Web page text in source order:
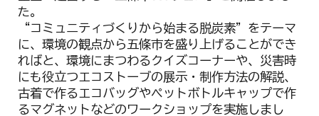
た。
“コミュニティづくりから始まる脱炭素”をテーマ
に、環境の観点から五條市を盛り上げることができ
ればと、環境にまつわるクイズコーナーや、災害時
にも役立つエコストーブの展示・制作方法の解説、
古着で作るエコバッグやペットボトルキャップで作
るマグネットなどのワークショップを実施しまし